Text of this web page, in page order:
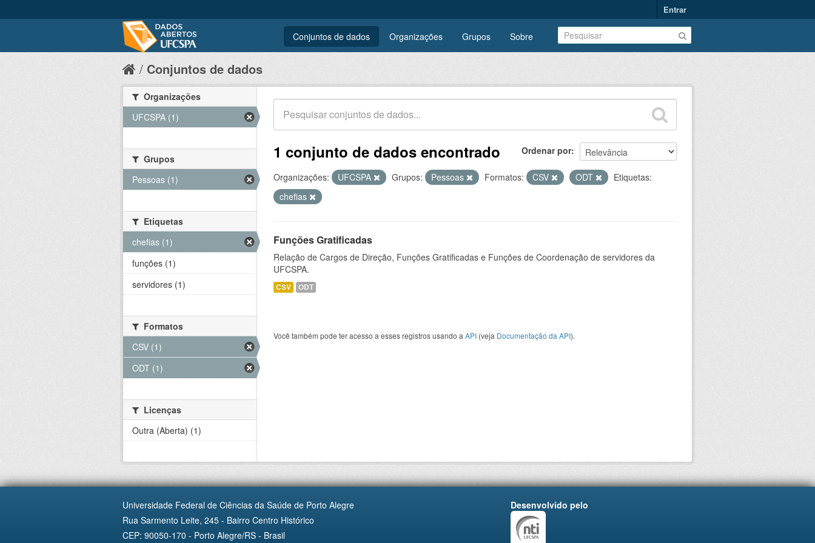
Entrar
Conjuntos de dados Organizações Grupos Sobre
Conjuntos de dados
Ordenar por
1 conjunto de dados encontrado
Organizações: UFCSPA Grupos: Pessoas Formatos: CSV ODT
Etiquetas:
chefias
Funções Gratificadas
Relação de Cargos de Direção, Funções Gratificadas e Funções de Coordenação de servidores da
UFCSPA.
CSV ODT
Você também pode ter acesso a esses registros usando a API (veja Documentação da API).
Organizações
UFCSPA (1)
Grupos
Pessoas (1)
Etiquetas
chefias (1)
funções (1)
servidores (1)
Formatos
CSV (1)
ODT (1)
Licenças
Outra (Aberta) (1)
Universidade Federal de Ciências da Saúde de Porto Alegre
Rua Sarmento Leite, 245 - Bairro Centro Histórico
CEP: 90050-170 - Porto Alegre/RS - Brasil
Desenvolvido pelo